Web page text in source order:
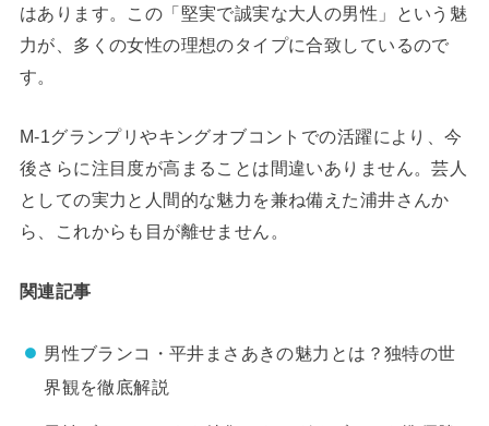
はあります。この「堅実で誠実な大人の男性」という魅
力が、多くの女性の理想のタイプに合致しているので
す。
M-1グランプリやキングオブコントでの活躍により、今
後さらに注目度が高まることは間違いありません。芸人
としての実力と人間的な魅力を兼ね備えた浦井さんか
ら、これからも目が離せません。
関連記事
男性ブランコ・平井まさあきの魅力とは？独特の世
界観を徹底解説